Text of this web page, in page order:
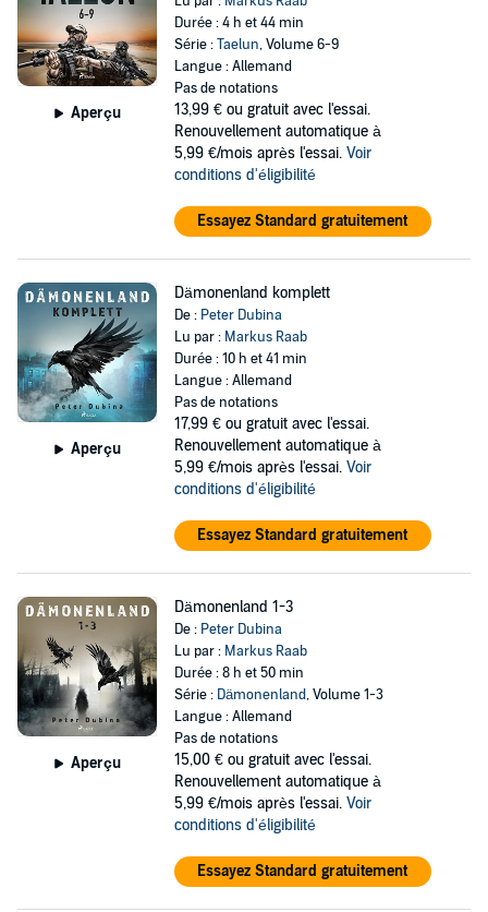
Aperçu
Durée : 4 h et 44 min
Série :Taelun, Volume 6-9
Langue : Allemand
Pas de notations
13,99 € ou gratuit avec l'essai.
Renouvellement automatique à
5,99 €/mois après l'essai. Voir
conditions d'éligibilité
Essayez Standard gratuitement
Aperçu
Dämonenland komplett
De : Peter Dubina
Lu par : Markus Raab
Durée : 10 h et 41 min
Langue : Allemand
Pas de notations
17,99 € ou gratuit avec l'essai.
Renouvellement automatique à
5,99 €/mois après l'essai. Voir
conditions d'éligibilité
Essayez Standard gratuitement
Aperçu
Dämonenland 1-3
De : Peter Dubina
Lu par : Markus Raab
Durée : 8 h et 50 min
Série : Dämonenland, Volume 1-3
Langue : Allemand
Pas de notations
15,00 € ou gratuit avec l'essai.
Renouvellement automatique à
5,99 €/mois après l'essai. Voir
conditions d'éligibilité
Essayez Standard gratuitement